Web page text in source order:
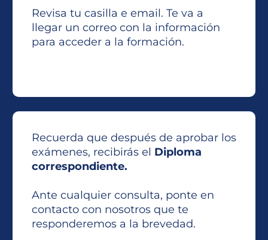
Revisa tu casilla e email. Te va a
llegar un correo con la información
para acceder a la formación.
Recuerda que después de aprobar los
exámenes, recibirás el Diploma
correspondiente.
Ante cualquier consulta, ponte en
contacto con nosotros que te
responderemos a la brevedad.